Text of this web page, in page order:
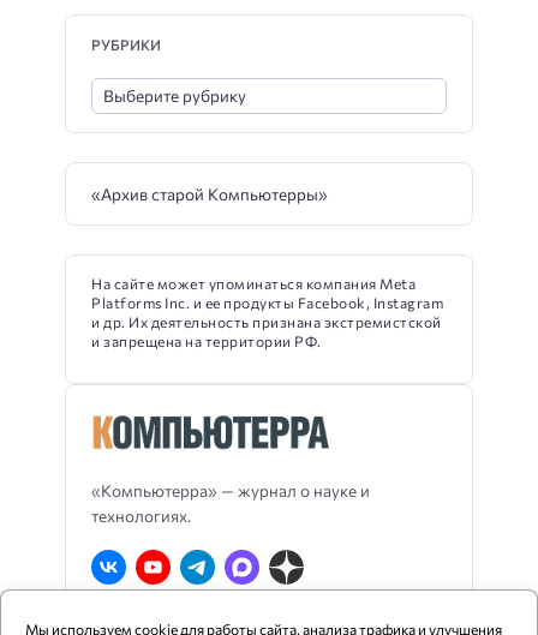
«Компьютерра» — журнал о науке и
технологиях.
РУБРИКИ
«Архив старой Компьютерры»
На сайте может упоминаться компания Meta
Platforms Inc. и ее продукты Facebook, Instagram
и др. Их деятельность признана экстремистской
и запрещена на территории РФ.
Мы используем cookie для работы сайта, анализа трафика и улучшения